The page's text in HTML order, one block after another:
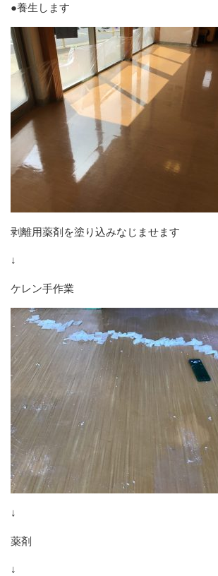
●養生します
剥離用薬剤を塗り込みなじませます
↓
ケレン手作業
↓
薬剤
↓